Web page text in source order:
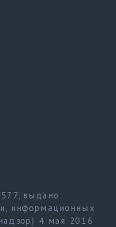
выдано
информационных
4 мая 2016